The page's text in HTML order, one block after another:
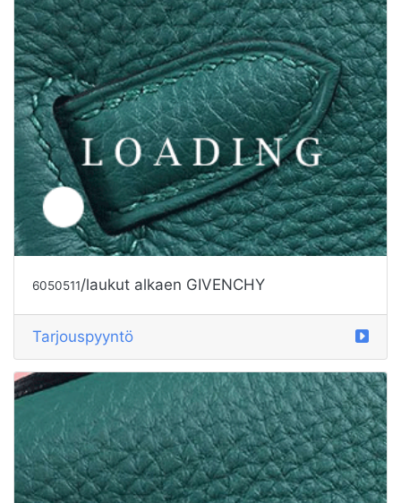
6050513/laukut alkaen GIVENCHY
Tarjouspyyntö